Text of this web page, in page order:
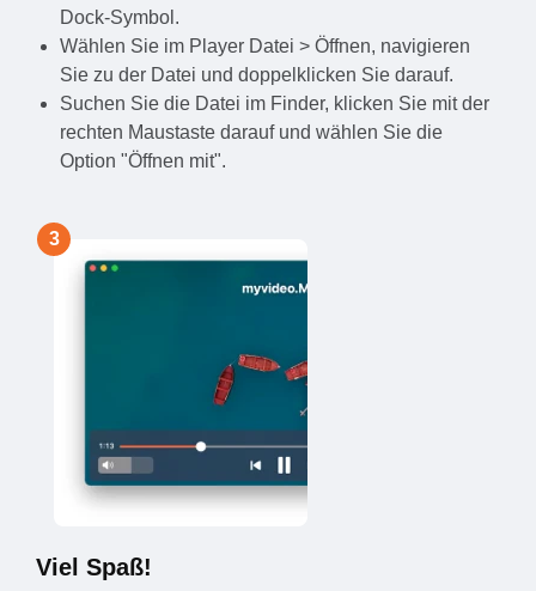
Dock-Symbol.
Wählen Sie im Player Datei > Öffnen, navigieren
Sie zu der Datei und doppelklicken Sie darauf.
Suchen Sie die Datei im Finder, klicken Sie mit der
rechten Maustaste darauf und wählen Sie die
Option "Öffnen mit".
3
Viel Spaß!